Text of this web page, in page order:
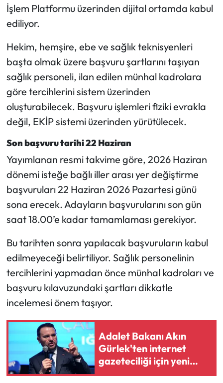
İşlem Platformu üzerinden dijital ortamda kabul
ediliyor.
Hekim, hemşire, ebe ve sağlık teknisyenleri
başta olmak üzere başvuru şartlarını taşıyan
sağlık personeli, ilan edilen münhal kadrolara
göre tercihlerini sistem üzerinden
oluşturabilecek. Başvuru işlemleri fiziki evrakla
değil, EKİP sistemi üzerinden yürütülecek.
Son başvuru tarihi 22 Haziran
Yayımlanan resmi takvime göre, 2026 Haziran
dönemi isteğe bağlı iller arası yer değiştirme
başvuruları 22 Haziran 2026 Pazartesi günü
sona erecek. Adayların başvurularını son gün
saat 18.00’e kadar tamamlaması gerekiyor.
Bu tarihten sonra yapılacak başvuruların kabul
edilmeyeceği belirtiliyor. Sağlık personelinin
tercihlerini yapmadan önce münhal kadroları ve
başvuru kılavuzundaki şartları dikkatle
incelemesi önem taşıyor.
Adalet Bakanı Akın
Gürlek'ten internet
gazeteciliği için yeni
yasa açıklaması
Osmancık Haberleri
Resmi İlan
Resmi Reklam
Sağlık
Spor
Sungurlu Haberleri
Turizm
Uğurludağ Haberleri
Yaşam
Yayla Haber
Yerel Haberler